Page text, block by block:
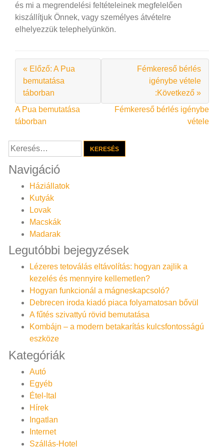
és mi a megrendelési feltételeinek megfelelően
kiszállítjuk Önnek, vagy személyes átvételre
elhelyezzük telephelyünkön.
« Előző: A Pua
bemutatása
táborban
Fémkereső bérlés
igénybe vétele
:Következő »
Bejegyzés
navigáció
A Pua bemutatása
táborban
Fémkereső bérlés igénybe
vétele
Keresés:
Navigáció
Háziállatok
Kutyák
Lovak
Macskák
Madarak
Legutóbbi bejegyzések
Lézeres tetoválás eltávolítás: hogyan zajlik a
kezelés és mennyire kellemetlen?
Hogyan funkcionál a mágneskapcsoló?
Debrecen iroda kiadó piaca folyamatosan bővül
A fűtés szivattyú rövid bemutatása
Kombájn – a modern betakarítás kulcsfontosságú
eszköze
Kategóriák
Autó
Egyéb
Étel-Ital
Hírek
Ingatlan
Internet
Szállás-Hotel